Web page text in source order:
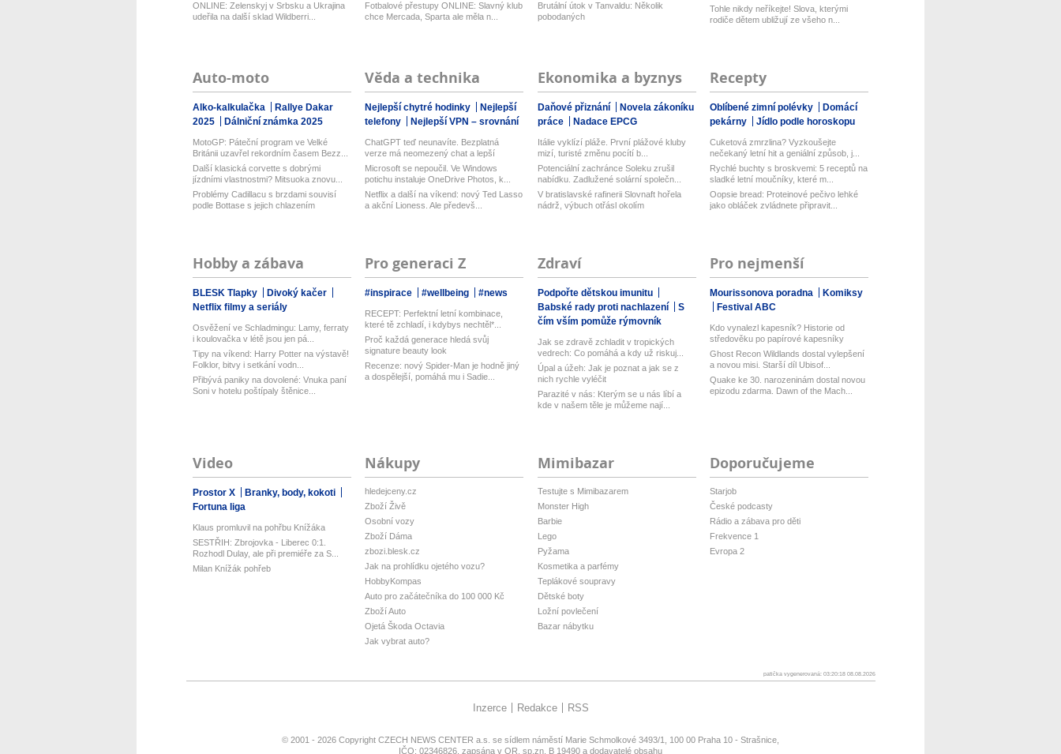
ONLINE: Zelenskyj v Srbsku a Ukrajina
udeřila na další sklad Wildberri...
Fotbalové přestupy ONLINE: Slavný klub
chce Mercada, Sparta ale měla n...
Brutální útok v Tanvaldu: Několik
pobodaných
Tohle nikdy neříkejte! Slova, kterými
rodiče dětem ubližují ze všeho n...
Auto-moto
Alko-kalkulačka
Rallye Dakar
2025
Dálniční známka 2025
MotoGP: Páteční program ve Velké
Británii uzavřel rekordním časem Bezz...
Další klasická corvette s dobrými
jízdními vlastnostmi? Mitsuoka znovu...
Problémy Cadillacu s brzdami souvisí
podle Bottase s jejich chlazením
Věda a technika
Nejlepší chytré hodinky
Nejlepší
telefony
Nejlepší VPN – srovnání
ChatGPT teď neunavíte. Bezplatná
verze má neomezený chat a lepší
model...
Microsoft se nepoučil. Ve Windows
potichu instaluje OneDrive Photos, k...
Netflix a další na víkend: nový Ted Lasso
a akční Lioness. Ale předevš...
Ekonomika a byznys
Daňové přiznání
Novela zákoníku
práce
Nadace EPCG
Itálie vyklízí pláže. První plážové kluby
mizí, turisté změnu pocítí b...
Potenciální zachránce Soleku zrušil
nabídku. Zadlužené solární společn...
V bratislavské rafinerii Slovnaft hořela
nádrž, výbuch otřásl okolím
Recepty
Oblíbené zimní polévky
Domácí
pekárny
Jídlo podle horoskopu
Cuketová zmrzlina? Vyzkoušejte
nečekaný letní hit a geniální způsob, j...
Rychlé buchty s broskvemi: 5 receptů na
sladké letní moučníky, které m...
Oopsie bread: Proteinové pečivo lehké
jako obláček zvládnete připravit...
Hobby a zábava
BLESK Tlapky
Divoký kačer
Netflix filmy a seriály
Osvěžení ve Schladmingu: Lamy, ferraty
i koulovačka v létě jsou jen pá...
Tipy na víkend: Harry Potter na výstavě!
Folklor, bitvy i setkání vodn...
Přibývá paniky na dovolené: Vnuka paní
Soni v hotelu poštípaly štěnice...
Pro generaci Z
#inspirace #wellbeing #news
RECEPT: Perfektní letní kombinace,
které tě zchladí, i kdybys nechtěl*...
Proč každá generace hledá svůj
signature beauty look
Recenze: nový Spider-Man je hodně jiný
a dospělejší, pomáhá mu i Sadie...
Zdraví
Podpořte dětskou imunitu
Babské rady proti nachlazení
S
čím vším pomůže rýmovník
Jak se zdravě zchladit v tropických
vedrech: Co pomáhá a kdy už riskuj...
Úpal a úžeh: Jak je poznat a jak se z
nich rychle vyléčit
Parazité v nás: Kterým se u nás líbí a
kde v našem těle je můžeme nají...
Pro nejmenší
Mourissonova poradna
Komiksy
Festival ABC
Kdo vynalezl kapesník? Historie od
středověku po papírové kapesníky
Ghost Recon Wildlands dostal vylepšení
a novou misi. Starší díl Ubisof...
Quake ke 30. narozeninám dostal novou
epizodu zdarma. Dawn of the Mach...
Video
Prostor X
Branky, body, kokoti
Fortuna liga
Klaus promluvil na pohřbu Knížáka
SESTŘIH: Zbrojovka - Liberec 0:1.
Rozhodl Dulay, ale při premiéře za S...
Milan Knížák pohřeb
Nákupy
hledejceny.cz
Zboží Živě
Osobní vozy
Zboží Dáma
zbozi.blesk.cz
Jak na prohlídku ojetého vozu?
HobbyKompas
Auto pro začátečníka do 100 000 Kč
Zboží Auto
Ojetá Škoda Octavia
Jak vybrat auto?
Mimibazar
Testujte s Mimibazarem
Monster High
Barbie
Lego
Pyžama
Kosmetika a parfémy
Teplákové soupravy
Dětské boty
Ložní povlečení
Bazar nábytku
Doporučujeme
Starjob
České podcasty
Rádio a zábava pro děti
Frekvence 1
Evropa 2
patička vygenerovaná: 03:20:18 08.08.2026
Inzerce Redakce RSS
© 2001 - 2026 Copyright CZECH NEWS CENTER a.s. se sídlem náměstí Marie Schmolkové 3493/1, 100 00 Praha 10 - Strašnice,
IČO: 02346826, zapsána v OR, sp.zn. B 19490 a dodavatelé obsahu